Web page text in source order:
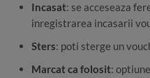
Incasat: se acceseaza
inregistrarea incasarii
Sters: poti sterge un
Marcat ca folosit: